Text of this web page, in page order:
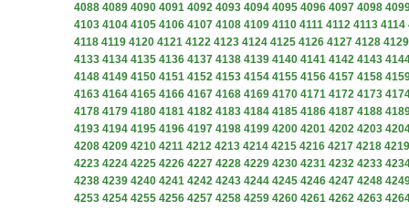
4088 4089 4090 4091 4092 4093 4094 4095 4096 4097 4098
4103 4104 4105 4106 4107 4108 4109 4110 4111 4112 4113 4114
4118 4119 4120 4121 4122 4123 4124 4125 4126 4127 4128 4129
4133 4134 4135 4136 4137 4138 4139 4140 4141 4142 4143
4148 4149 4150 4151 4152 4153 4154 4155 4156 4157 4158
4163 4164 4165 4166 4167 4168 4169 4170 4171 4172 4173
4178 4179 4180 4181 4182 4183 4184 4185 4186 4187 4188
4193 4194 4195 4196 4197 4198 4199 4200 4201 4202 4203
4208 4209 4210 4211 4212 4213 4214 4215 4216 4217 4218 4219
4223 4224 4225 4226 4227 4228 4229 4230 4231 4232 4233
4238 4239 4240 4241 4242 4243 4244 4245 4246 4247 4248
4253 4254 4255 4256 4257 4258 4259 4260 4261 4262 4263